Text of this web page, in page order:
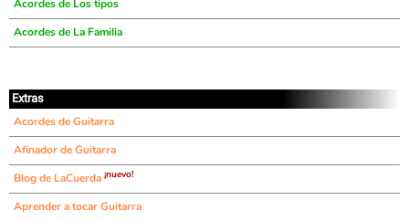
Acordes de Los tipos
Acordes de La Familia
Extras
Acordes de Guitarra
Afinador de Guitarra
Blog de LaCuerda ¡nuevo!
Aprender a tocar Guitarra